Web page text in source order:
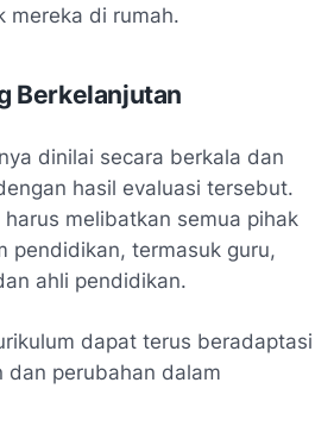
mereka di rumah.
Berkelanjutan
dinilai secara berkala dan
hasil evaluasi tersebut.
harus melibatkan semua pihak
pendidikan, termasuk guru,
ahli pendidikan.
dapat terus beradaptasi
dan perubahan dalam